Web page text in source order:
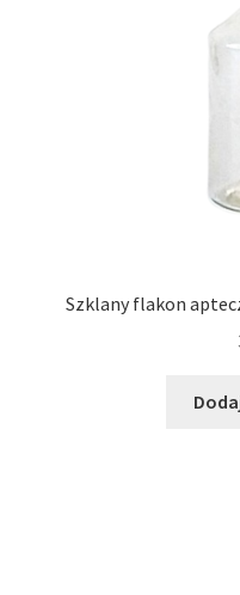
Szklany flakon